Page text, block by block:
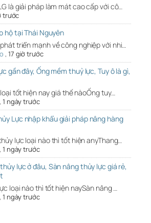
là giải pháp làm mát cao cấp với cô…
trước
hộ tại Thái Nguyên
triển mạnh về công nghiệp với nhi…
, 17 giờ trước
gần đây, Ống mềm thuỷ lực, Tuy ô là gì,
tốt hiện nay giá thế nàoỐng tuy…
, 1 ngày trước
Lực nhập khẩu giải pháp nâng hàng
lực loại nào thì tốt hiện anyThang…
, 1 ngày trước
lực ở đâu, Sàn nâng thủy lực giá rẻ,
loại nào thì tốt hiện naySàn nâng …
, 1 ngày trước